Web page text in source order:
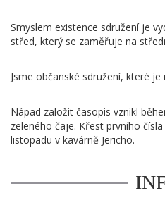
Smyslem existence sdružení je
střed, který se zaměřuje na
Jsme občanské sdružení, které je
Nápad založit časopis vznikl
zeleného čaje. Křest prvního
listopadu v kavárně Jericho.